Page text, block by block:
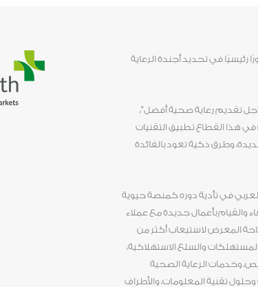
ومؤتمر الصحة العربي منذ انطلاقه في عام 1975 دورًا رئيسيًا في تحديد أجندة الرعاية
شعار "التواصل من أجل تقديم رعاية صحية أفضل"،
القطاع تطبيق التقنيات
وطرق ذكية تعود بالفائدة
في تأدية دوره كمنصة حيوية
والقيام بأعمال جديدة مع عملاء
المعرض لاستيعاب أكثر من
والسلع الاستهلاكية،
وخدمات الرعاية الصحية
وحلول تقنية المعلومات، والأطراف